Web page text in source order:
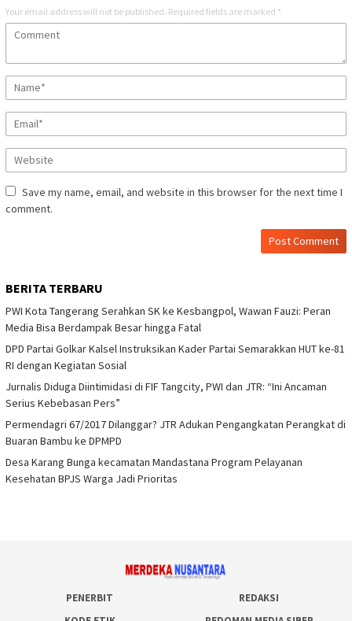
Your email address will not be published. Required fields are marked *
Save my name, email, and website in this browser for the next time I
comment.
BERITA TERBARU
PWI Kota Tangerang Serahkan SK ke Kesbangpol, Wawan Fauzi: Peran
Media Bisa Berdampak Besar hingga Fatal
DPD Partai Golkar Kalsel Instruksikan Kader Partai Semarakkan HUT ke-81
RI dengan Kegiatan Sosial
Jurnalis Diduga Diintimidasi di FIF Tangcity, PWI dan JTR: “Ini Ancaman
Serius Kebebasan Pers”
Permendagri 67/2017 Dilanggar? JTR Adukan Pengangkatan Perangkat di
Buaran Bambu ke DPMPD
Desa Karang Bunga kecamatan Mandastana Program Pelayanan
Kesehatan BPJS Warga Jadi Prioritas
PENERBIT
REDAKSI